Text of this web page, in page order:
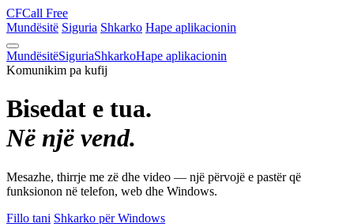
CFCall Free
Mundësitë Siguria Shkarko Hape aplikacionin
MundësitëSiguriaShkarkoHape aplikacionin
Komunikim pa kufij
Bisedat e tua.
Në një vend.
Mesazhe, thirrje me zë dhe video — një përvojë e pastër që
funksionon në telefon, web dhe Windows.
Fillo tani Shkarko për Windows